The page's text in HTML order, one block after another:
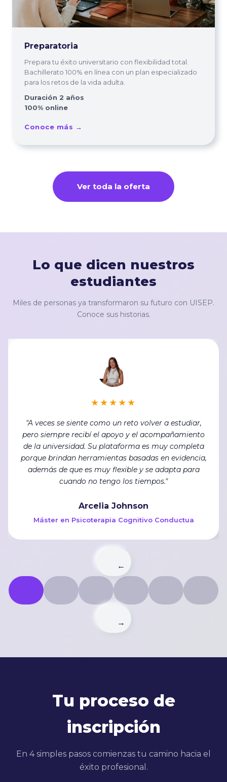
Preparatoria
Prepara tu éxito universitario con flexibilidad total.
Bachillerato 100% en línea con un plan especializado
para los retos de la vida adulta.
Duración 2 años
100% online
Conoce más →
Ver toda la oferta
Lo que dicen nuestros
estudiantes
Miles de personas ya transformaron su futuro con UISEP.
Conoce sus historias.
★★★★★
"La característica principal que más destaco de
universidad isep es que es una universidad
internacional reconocida en estados Unidos,
ofreciéndonos sus servicios a la comunidad latina y
con ello he podido convalidar aquí en Miami"
Maestría en Patologías del Lenguaje y el Habla
inscripción
éxito profesional.